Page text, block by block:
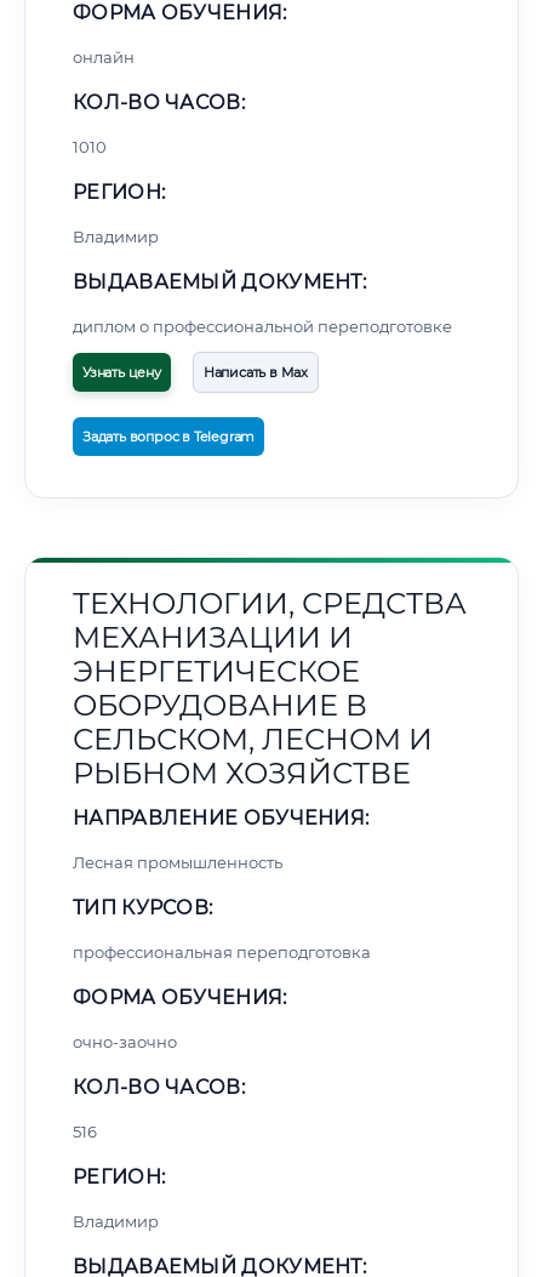
ФОРМА ОБУЧЕНИЯ:
онлайн
КОЛ-ВО ЧАСОВ:
1010
РЕГИОН:
Владимир
ВЫДАВАЕМЫЙ ДОКУМЕНТ:
диплом о профессиональной переподготовке
Узнать цену Написать в Max
Задать вопрос в Telegram
ТЕХНОЛОГИИ, СРЕДСТВА
МЕХАНИЗАЦИИ И
ЭНЕРГЕТИЧЕСКОЕ
ОБОРУДОВАНИЕ В
СЕЛЬСКОМ, ЛЕСНОМ И
РЫБНОМ ХОЗЯЙСТВЕ
НАПРАВЛЕНИЕ ОБУЧЕНИЯ:
Лесная промышленность
ТИП КУРСОВ:
профессиональная переподготовка
ФОРМА ОБУЧЕНИЯ:
очно-заочно
КОЛ-ВО ЧАСОВ:
516
РЕГИОН:
Владимир
ВЫДАВАЕМЫЙ ДОКУМЕНТ: